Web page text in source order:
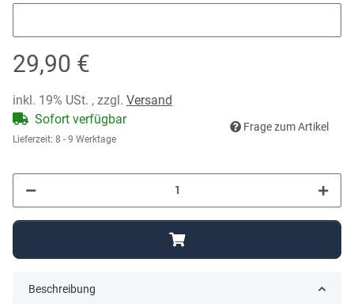
29,90 €
inkl. 19% USt. , zzgl. Versand
Sofort verfügbar
Lieferzeit: 8 - 9 Werktage
Frage zum Artikel
Beschreibung